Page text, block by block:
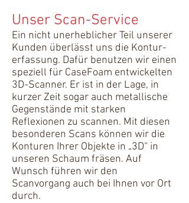
Unser Scan-Service
Ein nicht unerheblicher Teil unserer
Kunden überlässt uns die Kontur-
erfassung. Dafür benutzen wir einen
speziell für CaseFoam entwickelten
3D-Scanner. Er ist in der Lage, in
kurzer Zeit sogar auch metallische
Gegenstände mit starken
Reflexionen zu scannen. Mit diesen
besonderen Scans können wir die
Konturen Ihrer Objekte in „3D“ in
unseren Schaum fräsen. Auf
Wunsch führen wir den
Scanvorgang auch bei Ihnen vor Ort
durch.